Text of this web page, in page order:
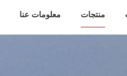
منتجات معلومات عنا